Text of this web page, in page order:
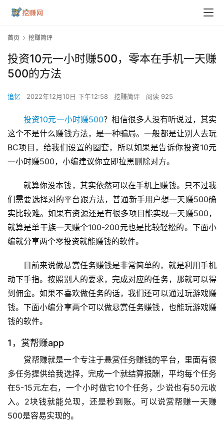
首页 挖赚简评
投资10元一小时赚500，零本在手机一天赚
500的方法
追忆 2022年12月10日 下午12:58 挖赚简评 阅读 925
投资10元一小时赚500？相信很多人没有听说过，其实
这个不是什么赚钱方法，是一种骗局。一般都是让别人去玩
BC项目，给我们设置的圈套，所以如果是告诉你投资10元
一小时赚500，小编建议你立即拉黑删除对方。
就算你没本钱，其实依然可以在手机上赚钱。只不过我
们需要选择对的平台跟方法，普通新手用户想一天赚500确
实比较难。如果有资源还是有很多项目能实现一天赚500，
就算是单干族一天赚个100-200元也是比较轻松的。下面小
编就分享两个零投资就能赚钱的软件。
目前来说做悬赏任务赚钱是非常简单的，就是利用手机
动下手指。按照别人的要求，完成对应的任务，那就可以得
到佣金。如果不喜欢做任务的话，我们还可以通过玩游戏赚
钱。下面小编分享两个可以做悬赏任务赚钱，也能玩游戏赚
钱的软件。
1，赏帮赚app
赏帮赚就是一个专注于悬赏任务赚钱的平台，里面有很
多任务提供给我选择，完成一个就结算报酬，平均每个任务
在5-15元左右，一个小时做它10个任务，少说也有50元收
入。2块钱就能兑现，还是秒到账。可以说赏帮赚一天赚
500是容易实现的。